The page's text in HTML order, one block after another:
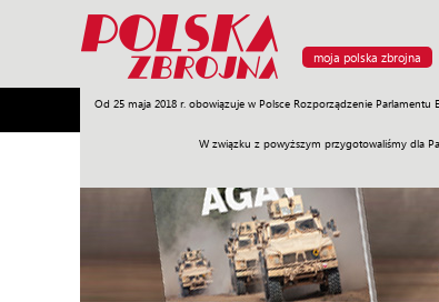
moja polska zbrojna
Od 25 maja 2018 r. obowiązuje w Polsce Rozporządzenie
W związku z powyższym przygotowaliśmy dla
Armia Poligon Sprzęt Misje Polityka